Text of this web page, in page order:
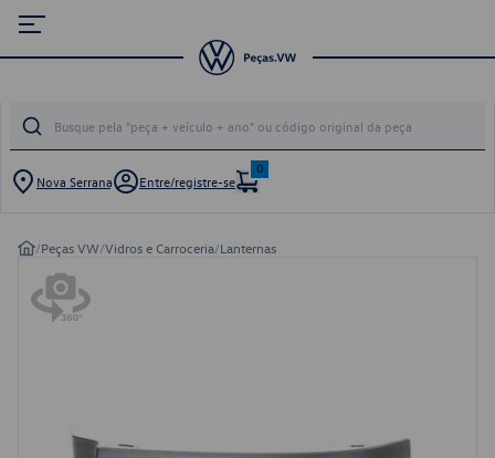
Nova Serrana Entre/registre-se
0
/Peças VW/Vidros e Carroceria/Lanternas